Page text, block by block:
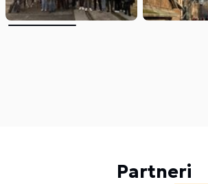
Partneri